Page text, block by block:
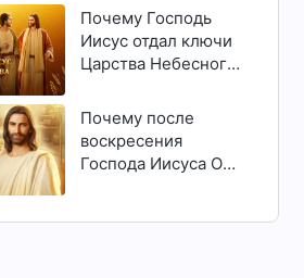
Почему Господь
Иисус отдал ключи
Царства Небесного
Почему после
воскресения
Господа Иисуса Он